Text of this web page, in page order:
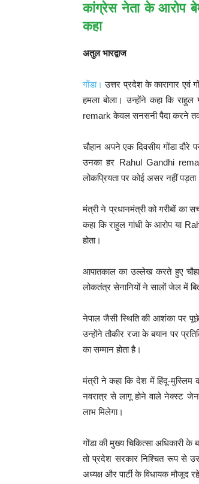
कांग्रेस नेता के आरोप
कहा
अतुल भारद्वाज
गोंडा। उत्तर प्रदेश के कारागार एवं
हमला बोला। उन्होंने कहा कि
remark केवल सनसनी पैदा करने तक
चौहान अपने एक दिवसीय गोंडा दौरे
उनका हर Rahul Gandhi
लोकप्रियता पर कोई असर नहीं
मंत्री ने प्रधानमंत्री को गरीबों का
कहा कि राहुल गांधी के आरोप या
होता।
आपातकाल का उल्लेख करते हुए
लोकतंत्र सेनानियों ने सालों जेल में
नेपाल जैसी स्थिति की आशंका पर
उन्होंने तौकीर रजा के बयान पर
का सम्मान होता है।
मंत्री ने कहा कि देश में हिंदू-मुस्लिम
नवरात्र से लागू होने वाले नेक्स्ट
लाभ मिलेगा।
गोंडा की मुख्य चिकित्सा अधिकारी
तो प्रदेश सरकार निश्चित रूप से
अध्यक्ष और पार्टी के विधायक मौजूद